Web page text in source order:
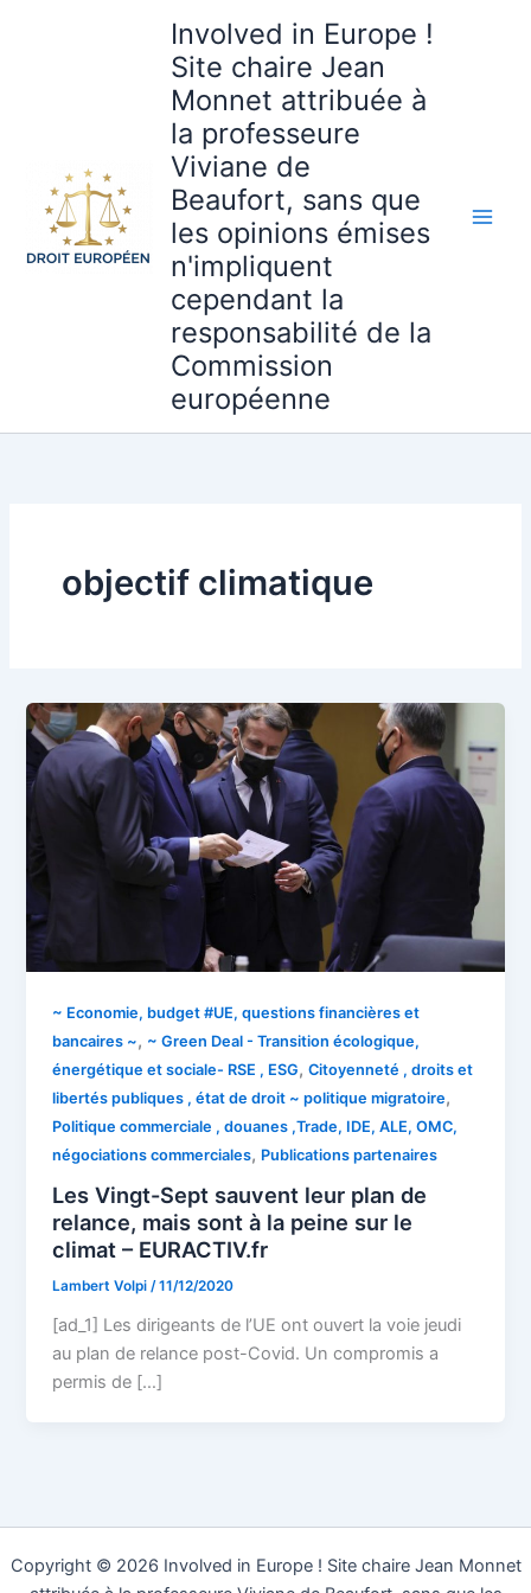
Involved in Europe !
Site chaire Jean
Monnet attribuée à
la professeure
Viviane de
Beaufort, sans que
les opinions émises
n'impliquent
cependant la
responsabilité de la
Commission
européenne
objectif climatique
~ Economie, budget #UE, questions financières et
bancaires ~, ~ Green Deal - Transition écologique,
énergétique et sociale- RSE , ESG,Citoyenneté , droits et
libertés publiques , état de droit ~ politique migratoire,
Politique commerciale , douanes ,Trade, IDE, ALE, OMC,
négociations commerciales, Publications partenaires
Les Vingt-Sept sauvent leur plan de
relance, mais sont à la peine sur le
climat – EURACTIV.fr
Lambert Volpi/11/12/2020
[ad_1] Les dirigeants de l’UE ont ouvert la voie jeudi
au plan de relance post-Covid. Un compromis a
permis de […]
Copyright © 2026 Involved in Europe ! Site chaire Jean Monnet